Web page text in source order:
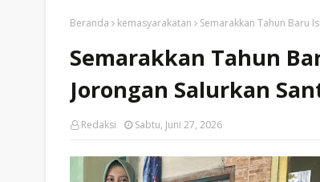
Beranda kemasyarakatan Semarakkan Tahun Baru
Semarakkan Tahun
Jorongan Salurkan
Redaksi Sabtu, Juni 27, 2026